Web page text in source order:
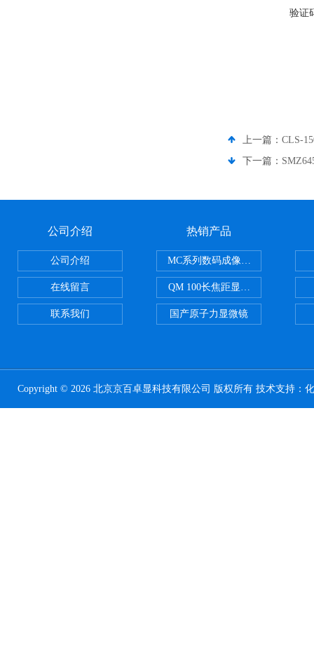
验证
上一篇： CLS-
下一篇：
公司介绍
公司介绍
在线留言
联系我们
热销产品
MC系列数码成像系统
QM 100长焦距显微镜
国产原子力显微镜
Copyright © 2026 北京京百卓显科技有限公司 版权所有 技术支持：